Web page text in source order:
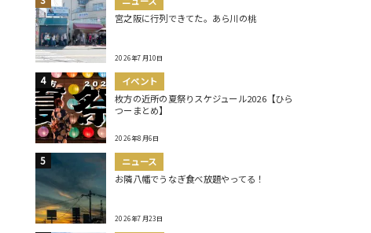
宮之阪に行列できてた。あら川の桃
2026年7月10日
イベント
枚方の近所の夏祭りスケジュール2026【ひら
つーまとめ】
2026年8月6日
ニュース
お隣八幡でうなぎ食べ放題やってる！
2026年7月23日